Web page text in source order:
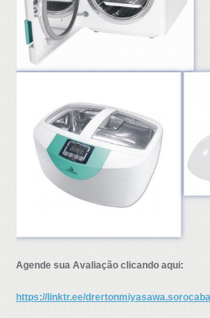
Agende sua Avaliação clicando aqui:
https://linktr.ee/drertonmiyasawa.sorocaba